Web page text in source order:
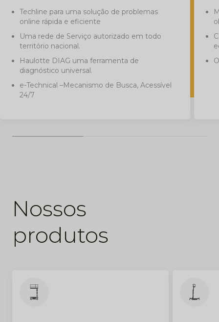
Techline para uma solução de problemas
online rápida e eficiente
Uma rede de Serviço autorizado em todo
território nacional.
Haulotte DIAG uma ferramenta de
diagnóstico universal.
e-Technical –Mecanismo de Busca, Acessível
24/7
Nossos
produtos